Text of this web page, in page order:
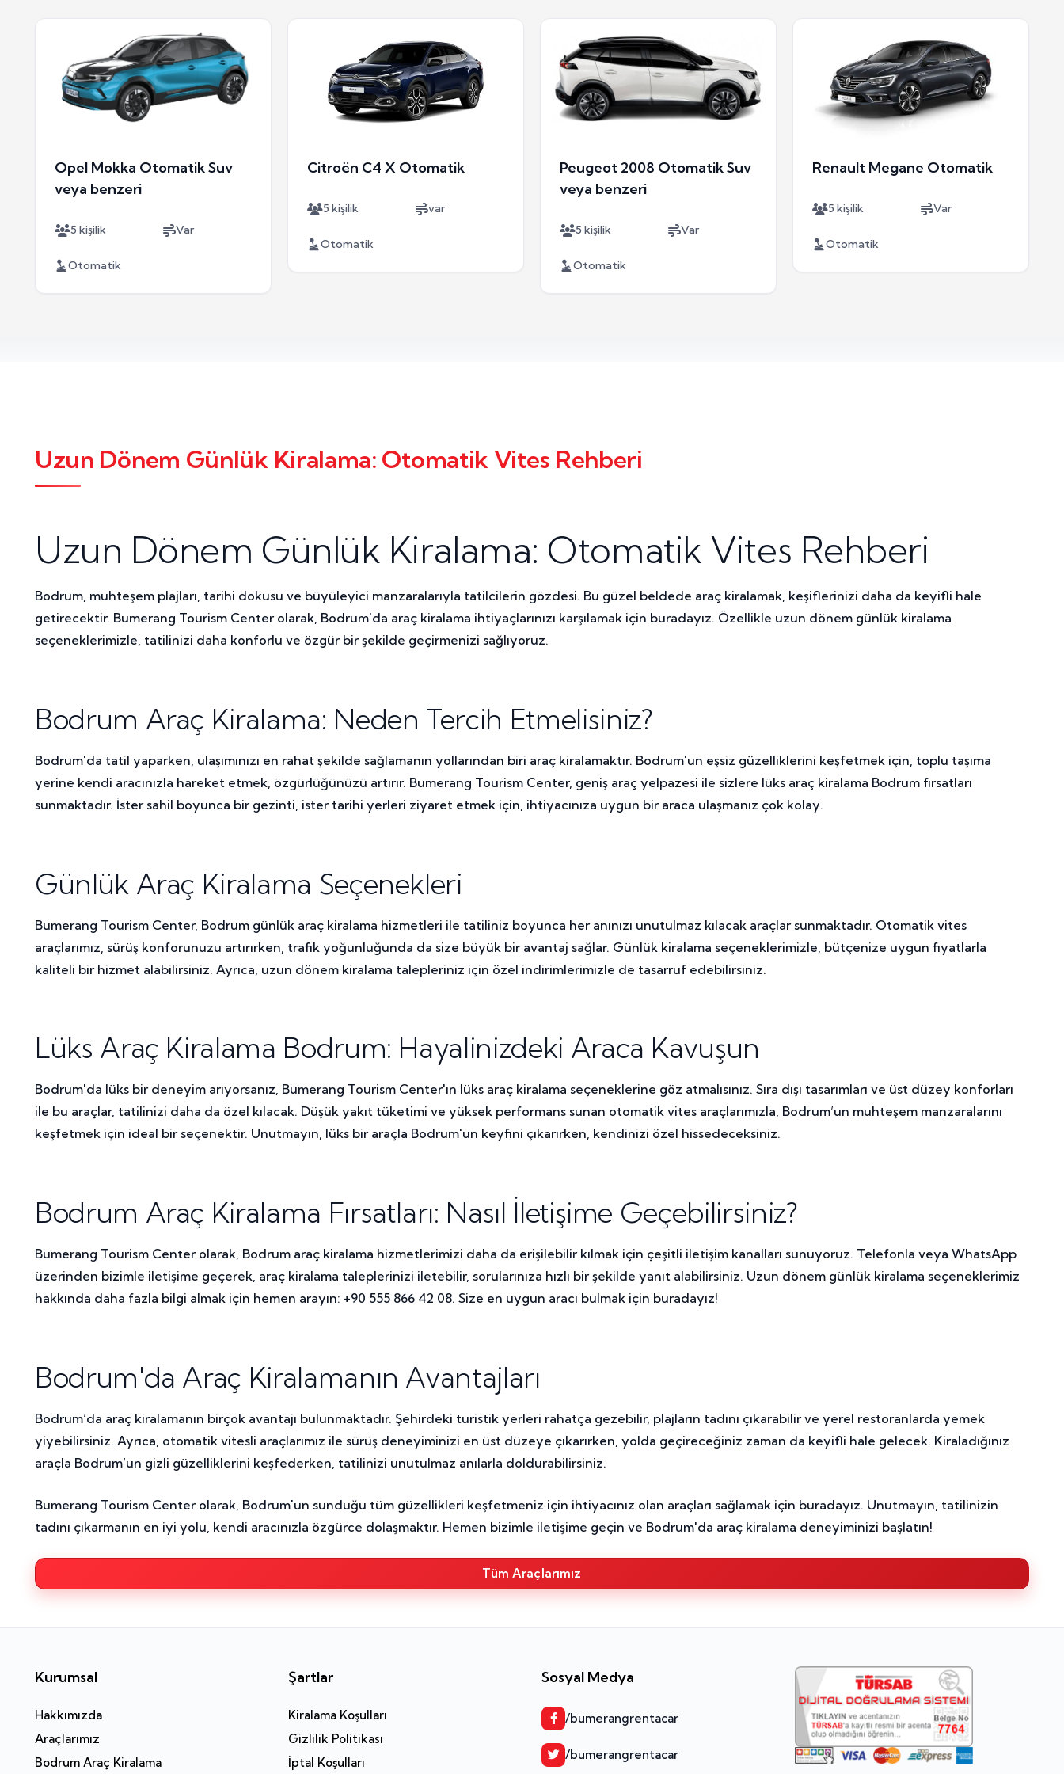
Opel Mokka Otomatik Suv
veya benzeri
5 kişilik Var
Otomatik
Citroën C4 X Otomatik
5 kişilik var
Otomatik
Peugeot 2008 Otomatik Suv
veya benzeri
5 kişilik Var
Otomatik
Renault Megane Otomatik
5 kişilik Var
Otomatik
Uzun Dönem Günlük Kiralama: Otomatik Vites Rehberi
Uzun Dönem Günlük Kiralama: Otomatik Vites Rehberi
Bodrum, muhteşem plajları, tarihi dokusu ve büyüleyici manzaralarıyla tatilcilerin gözdesi. Bu güzel beldede araç kiralamak, keşiflerinizi daha da keyifli hale
getirecektir. Bumerang Tourism Center olarak, Bodrum'da araç kiralama ihtiyaçlarınızı karşılamak için buradayız. Özellikle uzun dönem günlük kiralama
seçeneklerimizle, tatilinizi daha konforlu ve özgür bir şekilde geçirmenizi sağlıyoruz.
Bodrum Araç Kiralama: Neden Tercih Etmelisiniz?
Bodrum'da tatil yaparken, ulaşımınızı en rahat şekilde sağlamanın yollarından biri araç kiralamaktır. Bodrum'un eşsiz güzelliklerini keşfetmek için, toplu taşıma
yerine kendi aracınızla hareket etmek, özgürlüğünüzü artırır. Bumerang Tourism Center, geniş araç yelpazesi ile sizlere lüks araç kiralama Bodrum fırsatları
sunmaktadır. İster sahil boyunca bir gezinti, ister tarihi yerleri ziyaret etmek için, ihtiyacınıza uygun bir araca ulaşmanız çok kolay.
Günlük Araç Kiralama Seçenekleri
Bumerang Tourism Center, Bodrum günlük araç kiralama hizmetleri ile tatiliniz boyunca her anınızı unutulmaz kılacak araçlar sunmaktadır. Otomatik vites
araçlarımız, sürüş konforunuzu artırırken, trafik yoğunluğunda da size büyük bir avantaj sağlar. Günlük kiralama seçeneklerimizle, bütçenize uygun fiyatlarla
kaliteli bir hizmet alabilirsiniz. Ayrıca, uzun dönem kiralama talepleriniz için özel indirimlerimizle de tasarruf edebilirsiniz.
Lüks Araç Kiralama Bodrum: Hayalinizdeki Araca Kavuşun
Bodrum'da lüks bir deneyim arıyorsanız, Bumerang Tourism Center'ın lüks araç kiralama seçeneklerine göz atmalısınız. Sıra dışı tasarımları ve üst düzey konforları
ile bu araçlar, tatilinizi daha da özel kılacak. Düşük yakıt tüketimi ve yüksek performans sunan otomatik vites araçlarımızla, Bodrum’un muhteşem manzaralarını
keşfetmek için ideal bir seçenektir. Unutmayın, lüks bir araçla Bodrum'un keyfini çıkarırken, kendinizi özel hissedeceksiniz.
Bodrum Araç Kiralama Fırsatları: Nasıl İletişime Geçebilirsiniz?
Bumerang Tourism Center olarak, Bodrum araç kiralama hizmetlerimizi daha da erişilebilir kılmak için çeşitli iletişim kanalları sunuyoruz. Telefonla veya WhatsApp
üzerinden bizimle iletişime geçerek, araç kiralama taleplerinizi iletebilir, sorularınıza hızlı bir şekilde yanıt alabilirsiniz. Uzun dönem günlük kiralama seçeneklerimiz
hakkında daha fazla bilgi almak için hemen arayın: +90 555 866 42 08. Size en uygun aracı bulmak için buradayız!
Bodrum'da Araç Kiralamanın Avantajları
Bodrum’da araç kiralamanın birçok avantajı bulunmaktadır. Şehirdeki turistik yerleri rahatça gezebilir, plajların tadını çıkarabilir ve yerel restoranlarda yemek
yiyebilirsiniz. Ayrıca, otomatik vitesli araçlarımız ile sürüş deneyiminizi en üst düzeye çıkarırken, yolda geçireceğiniz zaman da keyifli hale gelecek. Kiraladığınız
araçla Bodrum’un gizli güzelliklerini keşfederken, tatilinizi unutulmaz anılarla doldurabilirsiniz.
Bumerang Tourism Center olarak, Bodrum'un sunduğu tüm güzellikleri keşfetmeniz için ihtiyacınız olan araçları sağlamak için buradayız. Unutmayın, tatilinizin
tadını çıkarmanın en iyi yolu, kendi aracınızla özgürce dolaşmaktır. Hemen bizimle iletişime geçin ve Bodrum'da araç kiralama deneyiminizi başlatın!
Tüm Araçlarımız
Kurumsal
Hakkımızda
Araçlarımız
Bodrum Araç Kiralama
Şartlar
Kiralama Koşulları
Gizlilik Politikası
İptal Koşulları
Sosyal Medya
/bumerangrentacar
/bumerangrentacar